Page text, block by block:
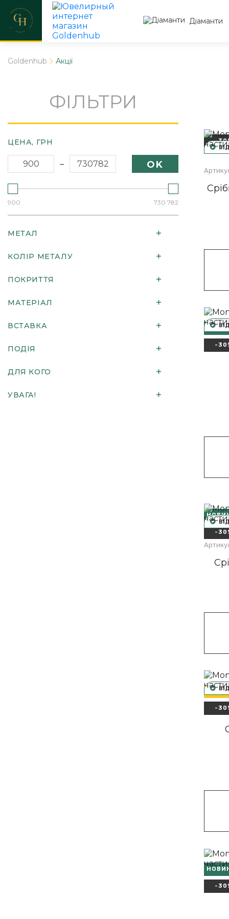
Діаманти
Goldenhub Акції
ФІЛЬТРИ
ЦЕНА, ГРН
– OK
900 730 782
МЕТАЛ
КОЛІР МЕТАЛУ
ПОКРИТТЯ
МАТЕРІАЛ
ВСТАВКА
ПОДІЯ
ДЛЯ КОГО
УВАГА!
-
-
-
-
-